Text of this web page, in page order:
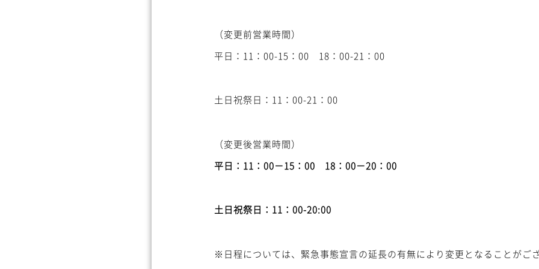
（変更前営業時間）
平日：11：00-15：00 18：00-21：00
土日祝祭日：11：00-21：00
（変更後営業時間）
平日：11：00－15：00 18：00－20：00
土日祝祭日：11：00-20:00
※日程については、緊急事態宣言の延長の有無により変更となることがござ